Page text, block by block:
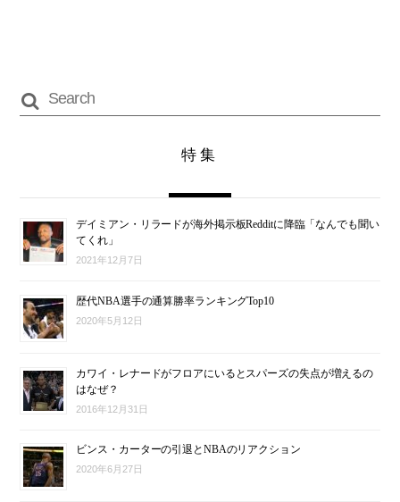
特集
デイミアン・リラードが海外掲示板Redditに降臨「なんでも聞い
てくれ」
2021年12月7日
歴代NBA選手の通算勝率ランキングTop10
2020年5月12日
カワイ・レナードがフロアにいるとスパーズの失点が増えるの
はなぜ？
2016年12月31日
ビンス・カーターの引退とNBAのリアクション
2020年6月27日